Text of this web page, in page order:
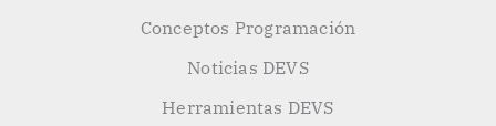
Conceptos Programación
Noticias DEVS
Herramientas DEVS